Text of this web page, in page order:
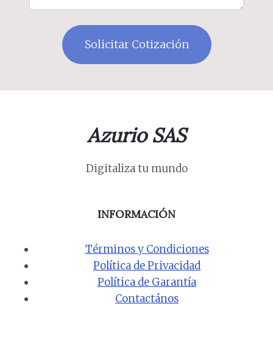
Azurio SAS
Digitaliza tu mundo
INFORMACIÓN
Términos y Condiciones
Política de Privacidad
Política de Garantía
Contactános